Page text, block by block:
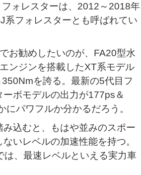
ォレスターは、2012～2018年
系フォレスターとも呼ばれてい
お勧めしたいのが、FA20型水
ンジンを搭載したXT系モデル
を誇る。最新の5代目フ
ーボモデルの出力が177ps＆
にパワフルか分かるだろう。
み込むと、もはや並みのスポー
いレベルの加速性能を持つ。
は、最速レベルといえる実力車